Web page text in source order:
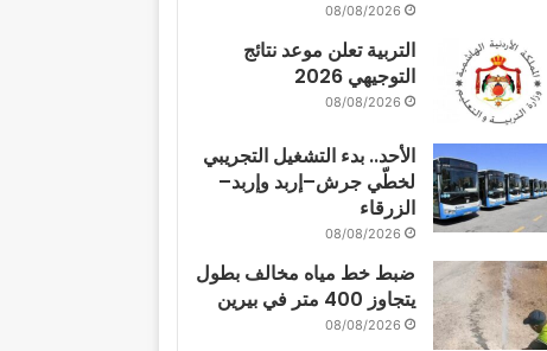
08/08/2026
التربية تعلن موعد نتائج
التوجيهي 2026
08/08/2026
الأحد.. بدء التشغيل التجريبي
لخطّي جرش–إربد وإربد–
الزرقاء
08/08/2026
ضبط خط مياه مخالف بطول
يتجاوز 400 متر في بيرين
08/08/2026